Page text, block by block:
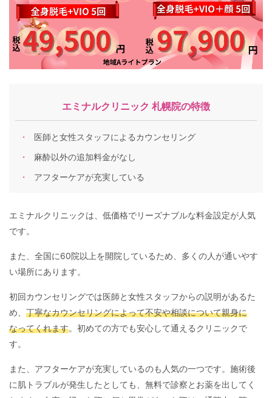
エミナルクリニック 札幌院の特徴
医師と女性スタッフによるカウンセリング
麻酔以外の追加料金がなし
アフターケアが充実している
エミナルクリニックは、低価格でリーズナブルな料金設定が人気
です。
また、全国に60院以上を開院しているため、多くの人が通いやす
い場所にあります。
初回カウンセリングでは医師と女性スタッフからの説明があるた
め、 丁寧なカウンセリングによって不安や相談について親身に
なってくれます。初めての方でも安心して通えるクリニックで
す。
また、アフターケアが充実しているのも人気の一つです。施術後
に肌トラブルが発生したとしても、無料で診察とお薬を出してく